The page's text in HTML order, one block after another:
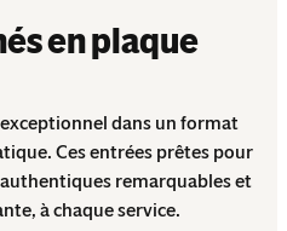
en plaque
dans un format
Ces entrées prêtes pour
remarquables et
à chaque service.